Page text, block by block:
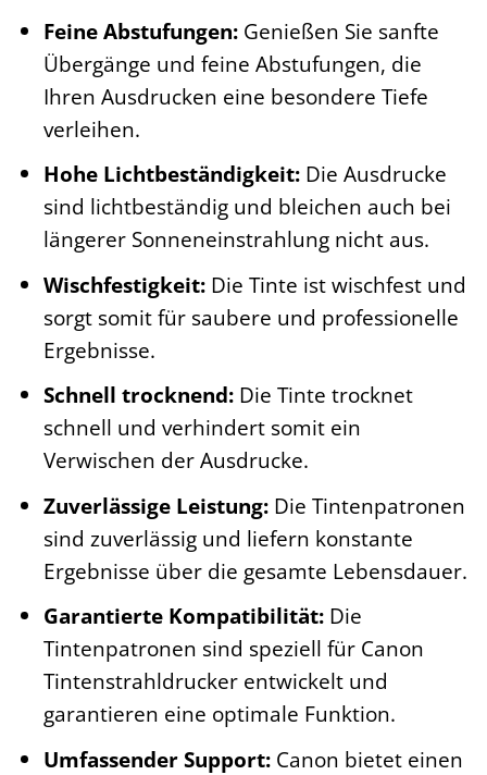
Feine Abstufungen:Genießen Sie sanfte
Übergänge und feine Abstufungen, die
Ihren Ausdrucken eine besondere Tiefe
verleihen.
Hohe Lichtbeständigkeit:Die Ausdrucke
sind lichtbeständig und bleichen auch bei
längerer Sonneneinstrahlung nicht aus.
Wischfestigkeit:Die Tinte ist wischfest und
sorgt somit für saubere und professionelle
Ergebnisse.
Schnell trocknend:Die Tinte trocknet
schnell und verhindert somit ein
Verwischen der Ausdrucke.
Zuverlässige Leistung:Die Tintenpatronen
sind zuverlässig und liefern konstante
Ergebnisse über die gesamte Lebensdauer.
Garantierte Kompatibilität:Die
Tintenpatronen sind speziell für Canon
Tintenstrahldrucker entwickelt und
garantieren eine optimale Funktion.
Umfassender Support:Canon bietet einen